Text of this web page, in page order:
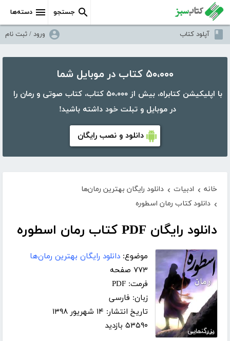
دسته‌ها جستجو
آپلود کتاب ورود / ثبت نام
۵۰،۰۰۰ کتاب در موبایل شما
با اپلیکیشن کتابراه، بیش از ۵۰،۰۰۰ کتاب، کتاب صوتی و رمان را
در موبایل و تبلت خود داشته باشید!
دانلود و نصب رایگان
خانه › ادبیات › دانلود رایگان بهترین رمان‌ها
› دانلود کتاب رمان اسطوره
دانلود رایگان PDF کتاب رمان اسطوره
بزرگنمایی
موضوع: دانلود رایگان بهترین رمان‌ها
۷۷۳ صفحه
فرمت: PDF
زبان: فارسی
تاریخ انتشار: ۱۴ شهریور ۱۳۹۸
۵۳۵۹۰ بازدید